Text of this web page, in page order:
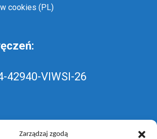
Zarządzaj zgodą
cookies (PL)
42940-VIWSI-26
ZespolLowicz